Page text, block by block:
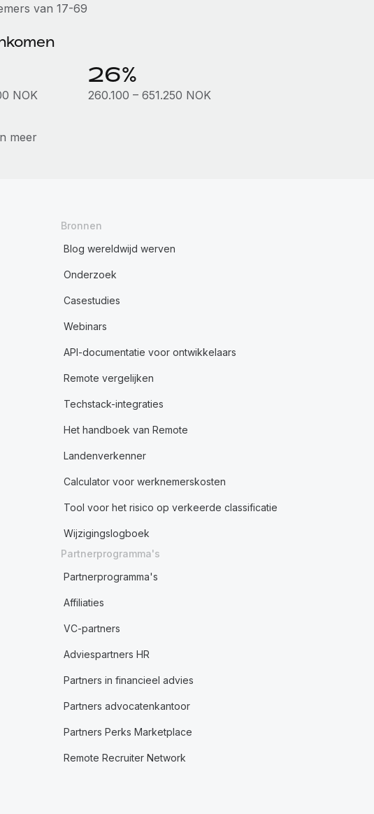
van 17-69
NOK
26%
260.100 – 651.250 NOK
meer
Bronnen
Blog wereldwijd werven
Onderzoek
Casestudies
Webinars
API-documentatie voor ontwikkelaars
Remote vergelijken
Techstack-integraties
Het handboek van Remote
Landenverkenner
Calculator voor werknemerskosten
Tool voor het risico op verkeerde classificatie
Wijzigingslogboek
Partnerprogramma's
Partnerprogramma's
Affiliaties
VC-partners
Adviespartners HR
Partners in financieel advies
Partners advocatenkantoor
Partners Perks Marketplace
Remote Recruiter Network